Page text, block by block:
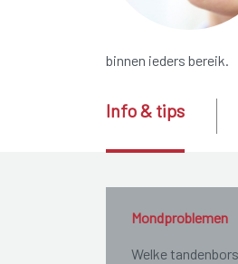
binnen ieders bereik.
Mondproblemen
Welke
Info & tips